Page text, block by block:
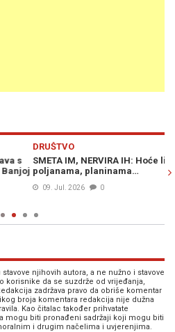
li Srbi počupati ljiljane u baštama,
njihovih autora, a ne nužno i stavove
korisnike da se suzdrže od vrijeđanja,
zadržava pravo da obriše komentar
broja komentara redakcija nije dužna
Kao čitalac također prihvatate
mogu biti pronađeni sadržaji koji mogu biti
i drugim načelima i uvjerenjima.